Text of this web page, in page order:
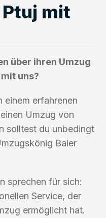
mit
über ihren Umzug
uns?
einem erfahrenen
Umzug von
solltest du unbedingt
Baier
sprechen für sich:
Service, der
ermöglicht hat.